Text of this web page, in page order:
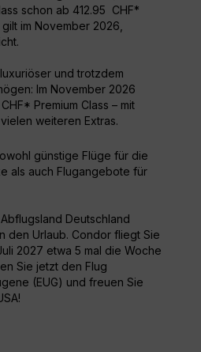
schon ab 412.95 CHF*
im November 2026,
und trotzdem
Im November 2026
Premium Class – mit
weiteren Extras.
günstige Flüge für die
als auch Flugangebote für
Deutschland
den Urlaub. Condor fliegt Sie
2027 etwa 5 mal die Woche
Sie jetzt den Flug
(EUG) und freuen Sie